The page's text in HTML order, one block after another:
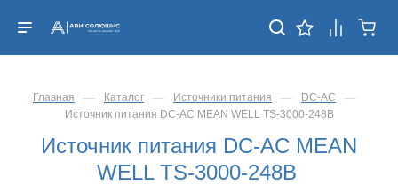
Главная — Каталог — Источники питания — DC-AC —
Источник питания DC-AC MEAN WELL TS-3000-248B
Источник питания DC-AC MEAN
WELL TS-3000-248B